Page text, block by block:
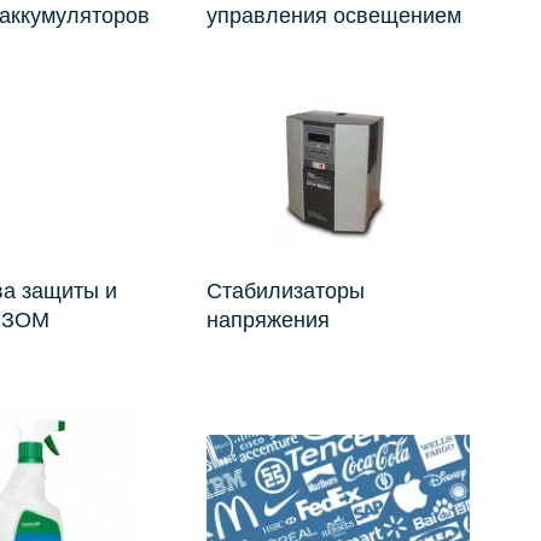
управления освещением
защиты и
ЗОМ
Стабилизаторы
напряжения